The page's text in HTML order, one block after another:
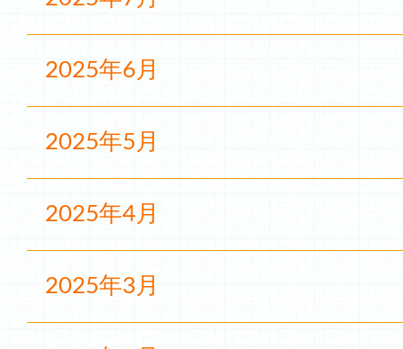
2025年6月
2025年5月
2025年4月
2025年3月